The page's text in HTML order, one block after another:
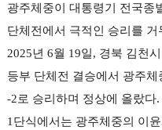
광주체중이 대통령기 전국종
단체전에서 극적인 승리를
2025년 6월 19일, 경북 김천
등부 단체전 결승에서 광주
-2로 승리하며 정상에 올랐다.
1 단식에서는 광주체중의 이